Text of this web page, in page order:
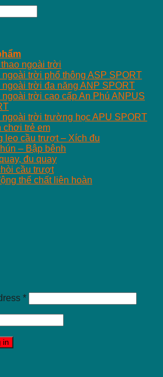
ngoài trời
ngoài trời phổ thông ASP SPORT
ngoài trời đa năng ANP SPORT
ngoài trời cao cấp An Phú ANPUS
ngoài trời trường học APU SPORT
chơi trẻ em
leo cầu trượt – Xích đu
– Bập bênh
đu quay
cầu trượt
thể chất liên hoàn
*
in